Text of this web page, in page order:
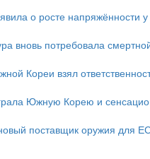
о росте
вновь потребовала
Кореи взял
Южную Корею и
поставщик оружия для